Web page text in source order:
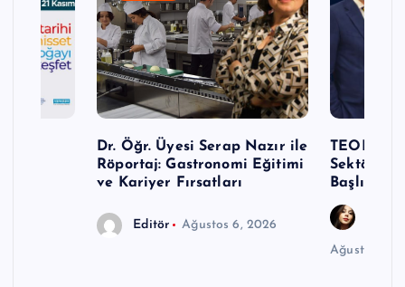
Dr. Öğr. Üyesi Serap Nazır ile
Röportaj: Gastronomi Eğitimi
ve Kariyer Fırsatları
Editör Ağustos 6, 2026
TEODER
Başlıyor
Ağustos 6,